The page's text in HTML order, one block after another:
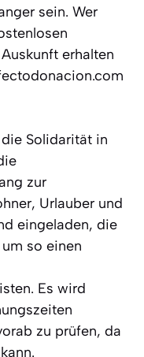
sein. Wer
erhalten
Solidarität in
zur
Urlauber und
eingeladen, die
so einen
Es wird
zu prüfen, da